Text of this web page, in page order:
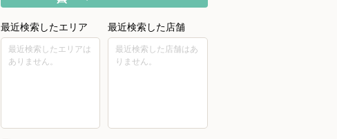
最近検索したエリア
最近検索したエリアは
ありません。
最近検索した店舗
最近検索した店舗はあ
りません。